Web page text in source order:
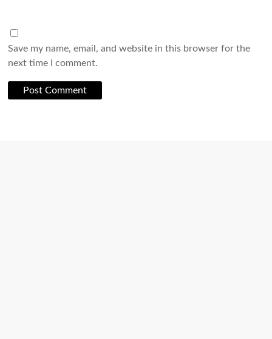
Save my name, email, and website in this browser for the
next time I comment.